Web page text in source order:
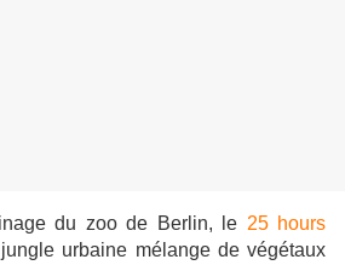
du zoo de Berlin, le 25 hours
urbaine mélange de végétaux